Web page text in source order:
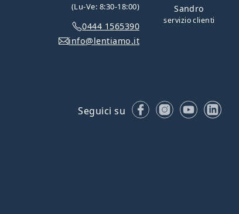
Sandro
servizio clienti
(Lu-Ve: 8:30-18:00)
0444 1565390
info@lentiamo.it
Seguici su FacebookInstagram
YouTube